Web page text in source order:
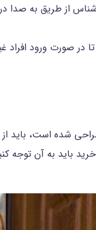
از طریق به صدا
در صورت ورود
شده است، باید از
باید به آن توجه